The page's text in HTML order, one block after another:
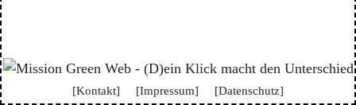
[Kontakt] [Impressum] [Datenschutz]